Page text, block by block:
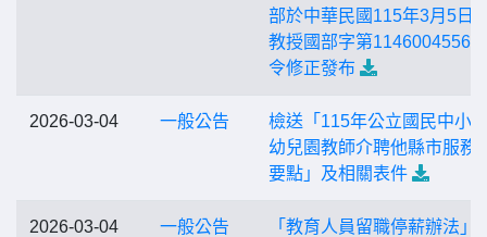
部於中華民國115年3月5日
教授國部字第1146004556A
令修正發布
2026-03-04 一般公告
檢送「115年公立國民中小
幼兒園教師介聘他縣市服務
要點」及相關表件
2026-03-04 一般公告
「教育人員留職停薪辦法」